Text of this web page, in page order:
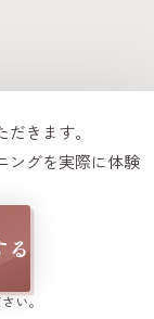
きます。
ングを実際に体験
い。